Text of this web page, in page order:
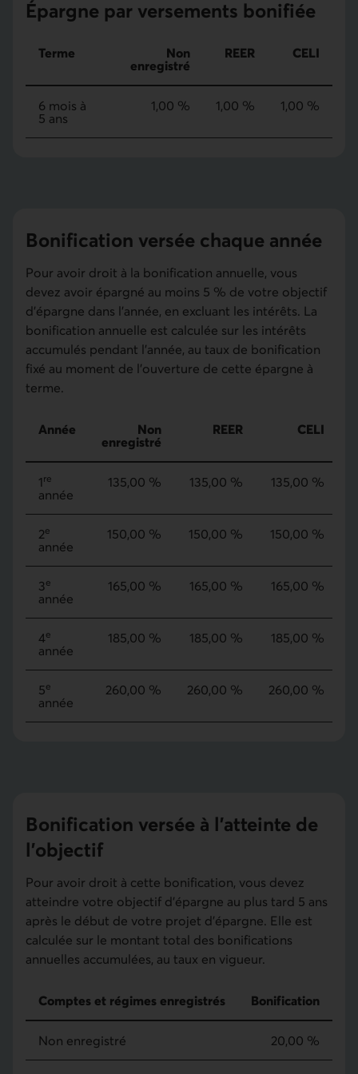
Épargne par versements bonifiée
Terme
Non
enregistré
REER CELI
6 mois à
5 ans
1,00 % 1,00 % 1,00 %
Bonification versée chaque année
Pour avoir droit à la bonification annuelle, vous
devez avoir épargné au moins 5 % de votre objectif
d'épargne dans l'année, en excluant les intérêts. La
bonification annuelle est calculée sur les intérêts
accumulés pendant l'année, au taux de bonification
fixé au moment de l’ouverture de cette épargne à
terme.
Année
Non
enregistré
REER CELI
1 re
année
135,00 % 135,00 % 135,00 %
2e
année
150,00 % 150,00 % 150,00 %
3e
année
165,00 % 165,00 % 165,00 %
4e
année
185,00 % 185,00 % 185,00 %
5e
année
260,00 % 260,00 % 260,00 %
Bonification versée à l’atteinte de
l’objectif
Pour avoir droit à cette bonification, vous devez
atteindre votre objectif d'épargne au plus tard 5 ans
après le début de votre projet d’épargne. Elle est
calculée sur le montant total des bonifications
annuelles accumulées, au taux en vigueur.
Comptes et régimes enregistrés Bonification
Non enregistré 20,00 %